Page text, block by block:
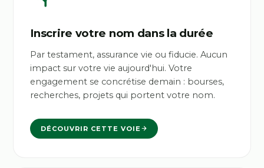
Inscrire votre nom dans la durée
Par testament, assurance vie ou fiducie. Aucun
impact sur votre vie aujourd'hui. Votre
engagement se concrétise demain : bourses,
recherches, projets qui portent votre nom.
DÉCOUVRIR CETTE VOIE